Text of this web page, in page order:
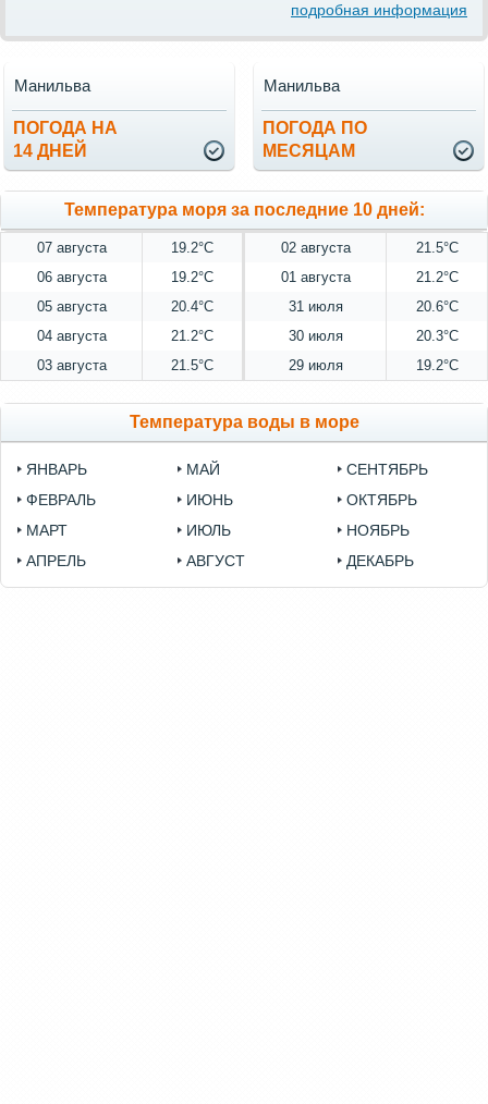
подробная информация
ПОГОДА НА
14 ДНЕЙ
Манильва
ПОГОДА ПО
МЕСЯЦАМ
Манильва
Температура моря за последние 10 дней:
07 августа 19.2°C 02 августа
21.5°C
06 августа
19.2°C 01 августа
21.2°C
05 августа
20.4°C 31 июля
20.6°C
04 августа
21.2°C 30 июля
20.3°C
03 августа
21.5°C 29 июля 19.2°C
Температура воды в море
ЯНВАРЬ
ФЕВРАЛЬ
МАРТ
АПРЕЛЬ
МАЙ
ИЮНЬ
ИЮЛЬ
АВГУСТ
СЕНТЯБРЬ
ОКТЯБРЬ
НОЯБРЬ
ДЕКАБРЬ